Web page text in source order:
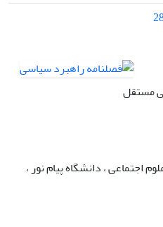
مستقل
اجتماعی ، دانشگاه پیام نور ،